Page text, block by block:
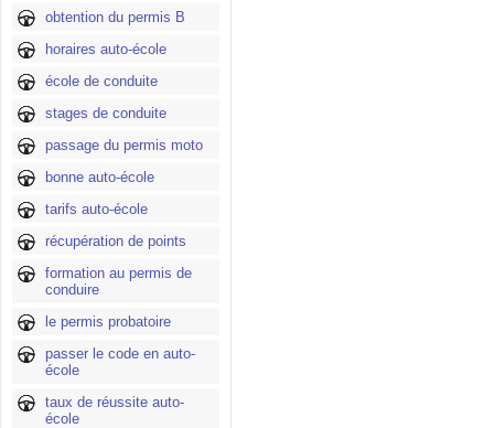
obtention du permis B
horaires auto-école
école de conduite
stages de conduite
passage du permis moto
bonne auto-école
tarifs auto-école
récupération de points
formation au permis de
conduire
le permis probatoire
passer le code en auto-
école
taux de réussite auto-
école